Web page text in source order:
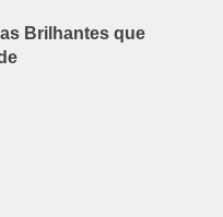
Brilhantes que